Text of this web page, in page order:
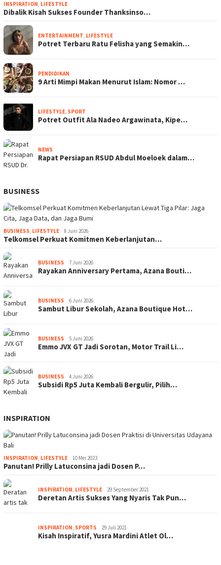
INSPIRATION LIFESTYLE
Dibalik Kisah Sukses Founder Thanksinso…
ENTERTAINMENT LIFESTYLE
Potret Terbaru Ratu Felisha yang Semakin…
PENDIDIKAN
9 Arti Mimpi Makan Menurut Islam: Nomor …
LIFESTYLE SPORT
Potret Outfit Ala Nadeo Argawinata, Kipe…
NEWS
Rapat Persiapan RSUD Abdul Moeloek dalam…
BUSINESS
BUSINESS LIFESTYLE 8 Juni 2026
Telkomsel Perkuat Komitmen Keberlanjutan…
BUSINESS 7 Juni 2026
Rayakan Anniversary Pertama, Azana Bouti…
BUSINESS 6 Juni 2026
Sambut Libur Sekolah, Azana Boutique Hot…
BUSINESS 5 Juni 2026
Emmo JVX GT Jadi Sorotan, Motor Trail Li…
BUSINESS 4 Juni 2026
Subsidi Rp5 Juta Kembali Bergulir, Pilih…
INSPIRATION
INSPIRATION LIFESTYLE 10 Mei 2023
Panutan! Prilly Latuconsina jadi Dosen P…
INSPIRATION LIFESTYLE 29 September 2021
Deretan Artis Sukses Yang Nyaris Tak Pun…
INSPIRATION SPORTS 29 Juli 2021
Kisah Inspiratif, Yusra Mardini Atlet Ol…